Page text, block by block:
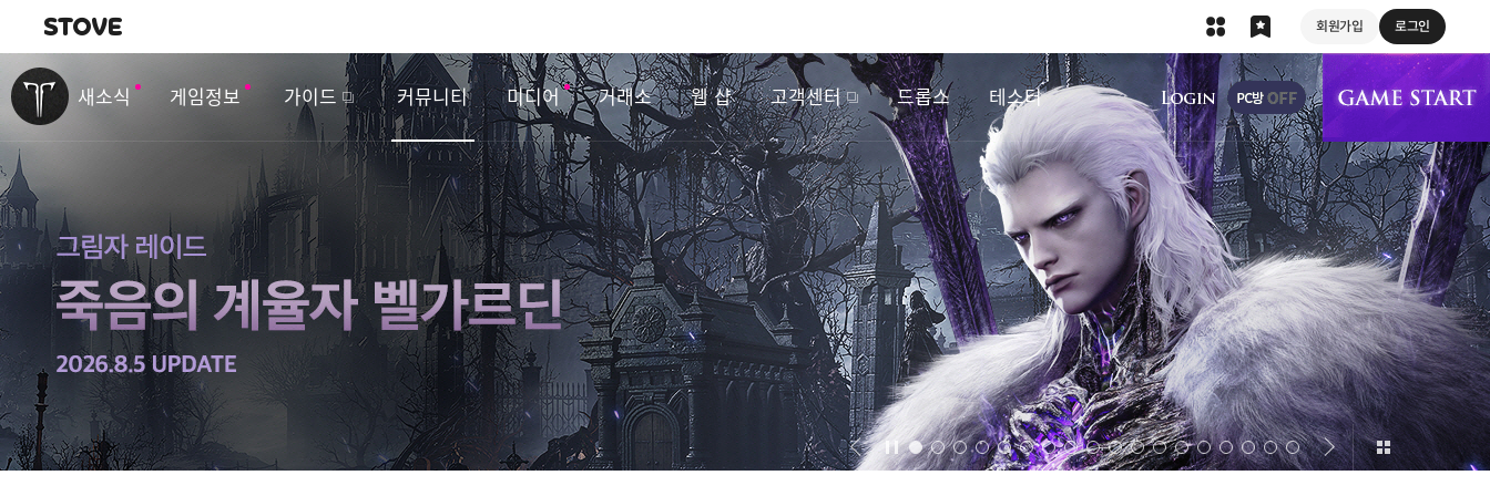
회원가입 로그인
내비게이션
새소식 게임정보 가이드 커뮤니티 미디어 거래소 웹 샵 고객센터 드롭스 테스터
상단 메뉴
벤
트
&
업
데
이
트